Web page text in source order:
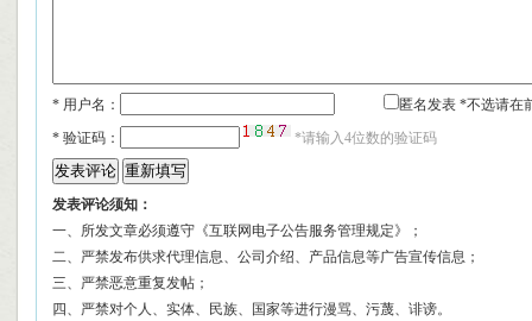
* 用户名：
匿名发表 *不选请在
* 验证码： *请输入4位数的验证码
发表评论须知：
一、所发文章必须遵守《互联网电子公告服务管理规定》；
二、严禁发布供求代理信息、公司介绍、产品信息等广告宣传信息；
三、严禁恶意重复发帖；
四、严禁对个人、实体、民族、国家等进行漫骂、污蔑、诽谤。